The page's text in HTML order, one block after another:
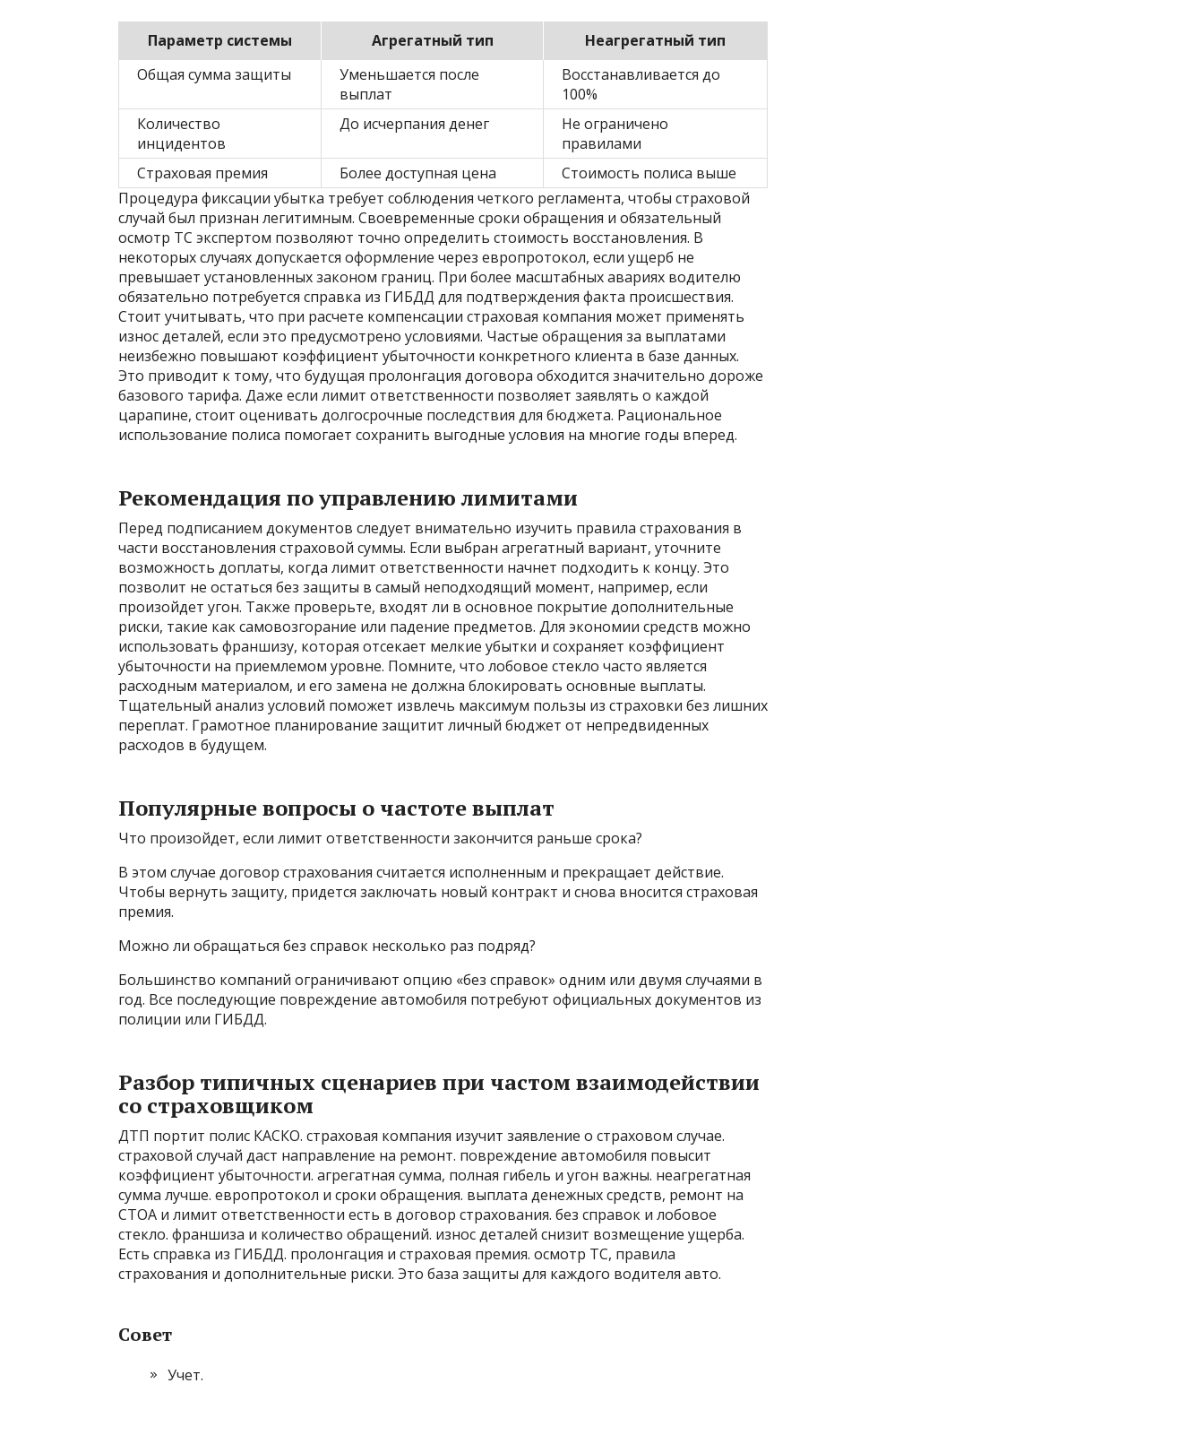
Параметр системы Агрегатный тип
Неагрегатный тип
Общая сумма защиты
Уменьшается после
выплат
Восстанавливается до
100%
Количество
инцидентов
До исчерпания денег
Не ограничено
правилами
Страховая премия
Более доступная цена
Стоимость полиса выше
Процедура фиксации убытка требует соблюдения четкого регламента, чтобы страховой
случай был признан легитимным. Своевременные сроки обращения и обязательный
осмотр ТС экспертом позволяют точно определить стоимость восстановления. В
некоторых случаях допускается оформление через европротокол, если ущерб не
превышает установленных законом границ. При более масштабных авариях водителю
обязательно потребуется справка из ГИБДД для подтверждения факта происшествия.
Стоит учитывать, что при расчете компенсации страховая компания может применять
износ деталей, если это предусмотрено условиями. Частые обращения за выплатами
неизбежно повышают коэффициент убыточности конкретного клиента в базе данных.
Это приводит к тому, что будущая пролонгация договора обходится значительно дороже
базового тарифа. Даже если лимит ответственности позволяет заявлять о каждой
царапине, стоит оценивать долгосрочные последствия для бюджета. Рациональное
использование полиса помогает сохранить выгодные условия на многие годы вперед.
Рекомендация по управлению лимитами
Перед подписанием документов следует внимательно изучить правила страхования в
части восстановления страховой суммы. Если выбран агрегатный вариант, уточните
возможность доплаты, когда лимит ответственности начнет подходить к концу. Это
позволит не остаться без защиты в самый неподходящий момент, например, если
произойдет угон. Также проверьте, входят ли в основное покрытие дополнительные
риски, такие как самовозгорание или падение предметов. Для экономии средств можно
использовать франшизу, которая отсекает мелкие убытки и сохраняет коэффициент
убыточности на приемлемом уровне. Помните, что лобовое стекло часто является
расходным материалом, и его замена не должна блокировать основные выплаты.
Тщательный анализ условий поможет извлечь максимум пользы из страховки без лишних
переплат. Грамотное планирование защитит личный бюджет от непредвиденных
расходов в будущем.
Популярные вопросы о частоте выплат
Что произойдет, если лимит ответственности закончится раньше срока?
В этом случае договор страхования считается исполненным и прекращает действие.
Чтобы вернуть защиту, придется заключать новый контракт и снова вносится страховая
премия.
Можно ли обращаться без справок несколько раз подряд?
Большинство компаний ограничивают опцию «без справок» одним или двумя случаями в
год. Все последующие повреждение автомобиля потребуют официальных документов из
полиции или ГИБДД.
Разбор типичных сценариев при частом взаимодействии
со страховщиком
ДТП портит полис КАСКО. страховая компания изучит заявление о страховом случае.
страховой случай даст направление на ремонт. повреждение автомобиля повысит
коэффициент убыточности. агрегатная сумма, полная гибель и угон важны. неагрегатная
сумма лучше. европротокол и сроки обращения. выплата денежных средств, ремонт на
СТОА и лимит ответственности есть в договор страхования. без справок и лобовое
стекло. франшиза и количество обращений. износ деталей снизит возмещение ущерба.
Есть справка из ГИБДД. пролонгация и страховая премия. осмотр ТС, правила
страхования и дополнительные риски. Это база защиты для каждого водителя авто.
Совет
Учет.